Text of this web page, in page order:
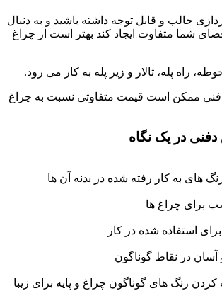
جالب و قابل توجه داشته باشید و به دنبال
شما متفاوت ایجاد کند بهتر است از چراغ
راه پله، تالار و زیر پله به کار می رود.
ممکن است قیمت متفاوتی نسبت به چراغ
در یک نگاه
های به کار رفته شده در بدنه آن ها
برای چراغ ها
استفاده شده در کار
در نقاط گوناگون
کردن رنگ های گوناگون چراغ و پایه برای زیبا